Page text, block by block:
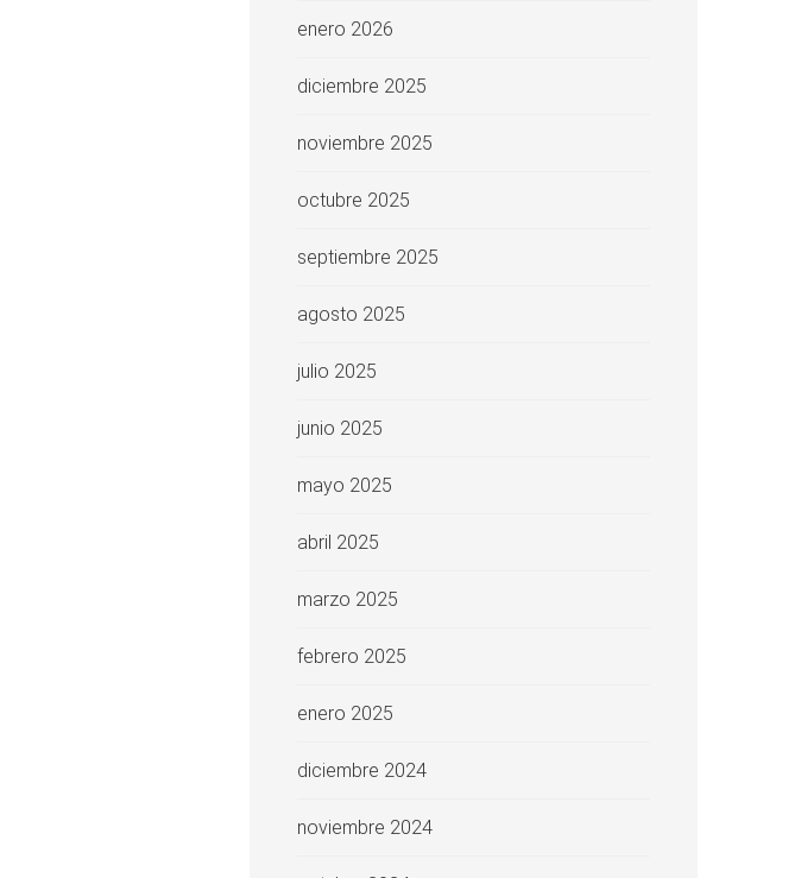
enero 2026
diciembre 2025
noviembre 2025
octubre 2025
septiembre 2025
agosto 2025
julio 2025
junio 2025
mayo 2025
abril 2025
marzo 2025
febrero 2025
enero 2025
diciembre 2024
noviembre 2024